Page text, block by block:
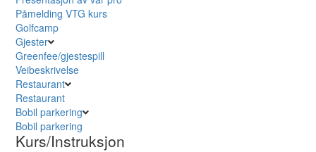
Påmelding VTG kurs
Golfcamp
Gjester
Greenfee/gjestespill
Veibeskrivelse
Restaurant
Restaurant
Bobil parkering
Bobil parkering
Kurs/Instruksjon